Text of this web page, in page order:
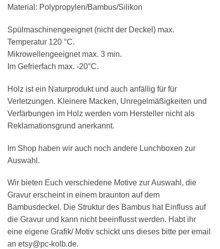
Material: Polypropylen/Bambus/Silikon
Spülmaschinengeeignet (nicht der Deckel) max.
Temperatur 120 °C.
Mikrowellengeeignet max. 3 min.
Im Gefrierfach max. -20°C.
Holz ist ein Naturprodukt und auch anfällig für für
Verletzungen. Kleinere Macken, Unregelmäßigkeiten und
Verfärbungen im Holz werden vom Hersteller nicht als
Reklamationsgrund anerkannt.
Im Shop haben wir auch noch andere Lunchboxen zur
Auswahl.
Wir bieten Euch verschiedene Motive zur Auswahl, die
Gravur erscheint in einem braunton auf dem
Bambusdeckel. Die Struktur des Bambus hat Einfluss auf
die Gravur und kann nicht beeinflusst werden. Habt ihr
eine eigene Grafik/ Motiv schickt uns dieses bitte per email
an etsy@pc-kolb.de.